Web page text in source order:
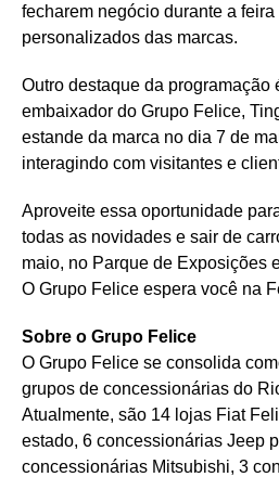
fecharem negócio durante a
personalizados das marcas.
Outro destaque da programação
embaixador do Grupo Felice,
estande da marca no dia 7 de
interagindo com visitantes e
Aproveite essa oportunidade
todas as novidades e sair de
maio, no Parque de Exposições
O Grupo Felice espera você na
Sobre o Grupo Felice
O Grupo Felice se consolida
grupos de concessionárias do
Atualmente, são 14 lojas Fiat
estado, 6 concessionárias Jeep
concessionárias Mitsubishi, 3